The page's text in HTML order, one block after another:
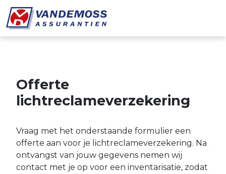
Overslaan en naar de inhoud gaan
Offerte
lichtreclameverzekering
Vraag met het onderstaande formulier een
offerte aan voor je lichtreclameverzekering. Na
ontvangst van jouw gegevens nemen wij
contact met je op voor een inventarisatie, zodat